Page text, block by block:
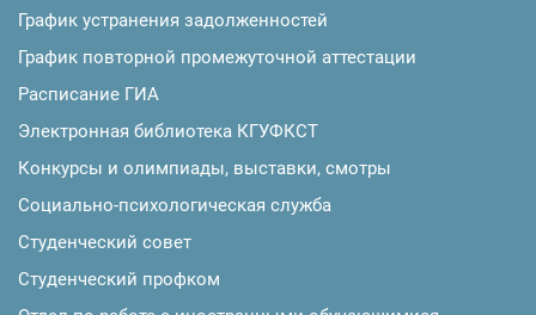
График устранения задолженностей
График повторной промежуточной аттестации
Расписание ГИА
Электронная библиотека КГУФКСТ
Конкурсы и олимпиады, выставки, смотры
Социально-психологическая служба
Студенческий совет
Студенческий профком